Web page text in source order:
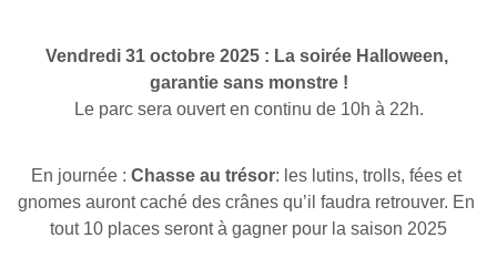
Vendredi 31 octobre 2025 : La soirée Halloween,
garantie sans monstre !
Le parc sera ouvert en continu de 10h à 22h.
En journée : Chasse au trésor: les lutins, trolls, fées et
gnomes auront caché des crânes qu’il faudra retrouver. En
tout 10 places seront à gagner pour la saison 2025